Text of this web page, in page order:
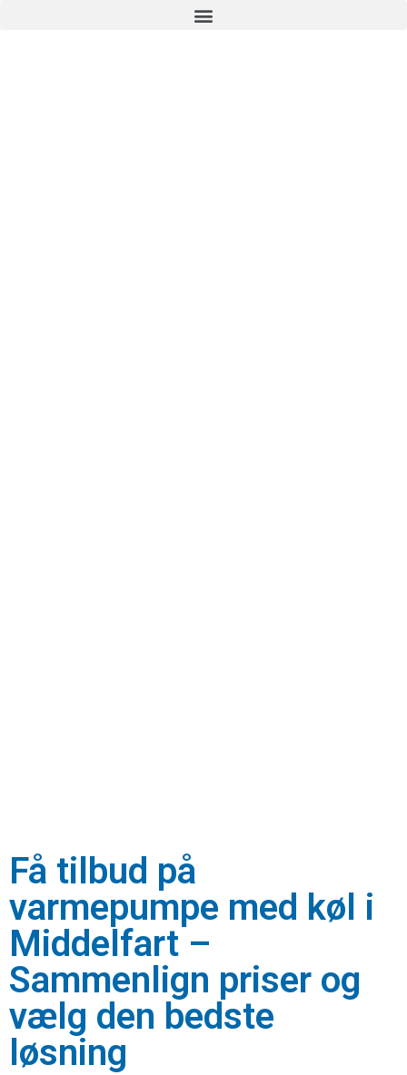
Få tilbud på
varmepumpe med køl i
Middelfart –
Sammenlign priser og
vælg den bedste
løsning